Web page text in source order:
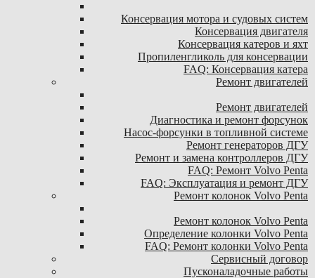
Консервация мотора и судовых систем
Консервация двигателя
Консервация катеров и яхт
Пропиленгликоль для консервации
FAQ: Консервация катера
Ремонт двигателей
Ремонт двигателей
Диагностика и ремонт форсунок
Насос-форсунки в топливной системе
Ремонт генераторов ДГУ
Ремонт и замена контроллеров ДГУ
FAQ: Ремонт Volvo Penta
FAQ: Эксплуатация и ремонт ДГУ
Ремонт колонок Volvo Penta
Ремонт колонок Volvo Penta
Определение колонки Volvo Penta
FAQ: Ремонт колонки Volvo Penta
Сервисный договор
Пусконаладочные работы